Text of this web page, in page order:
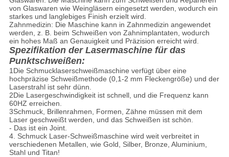
von Glaswaren wie Weingläsern eingesetzt werden, wodurch ein
starkes und langlebiges Finish erzielt wird.
Zahnmedizin: Die Maschine kann in Zahnmedizin angewendet
werden, z. B. beim Schweißen von Zahnimplantaten, wodurch
ein hohes Maß an Genauigkeit und Präzision erreicht wird.
Spezifikation der Lasermaschine für das
Punktschweißen:
1Die Schmucklaserschweißmaschine verfügt über eine
hochpräzise Schweißmethode (0,1-2 mm Fleckengröße) und der
Laserstrahl ist sehr dünn.
2Die Lasergeschwindigkeit ist schnell, und die Frequenz kann
60HZ erreichen.
3Schmuck, Brillenrahmen, Formen, Zähne müssen mit dem
Laser geschweißt werden, und das Schweißen ist schön.
- Das ist ein Joint.
4. Schmuck Laser-Schweißmaschine wird weit verbreitet in
verschiedenen Metallen, wie Gold, Silber, Bronze, Aluminium,
Stahl und Titan!